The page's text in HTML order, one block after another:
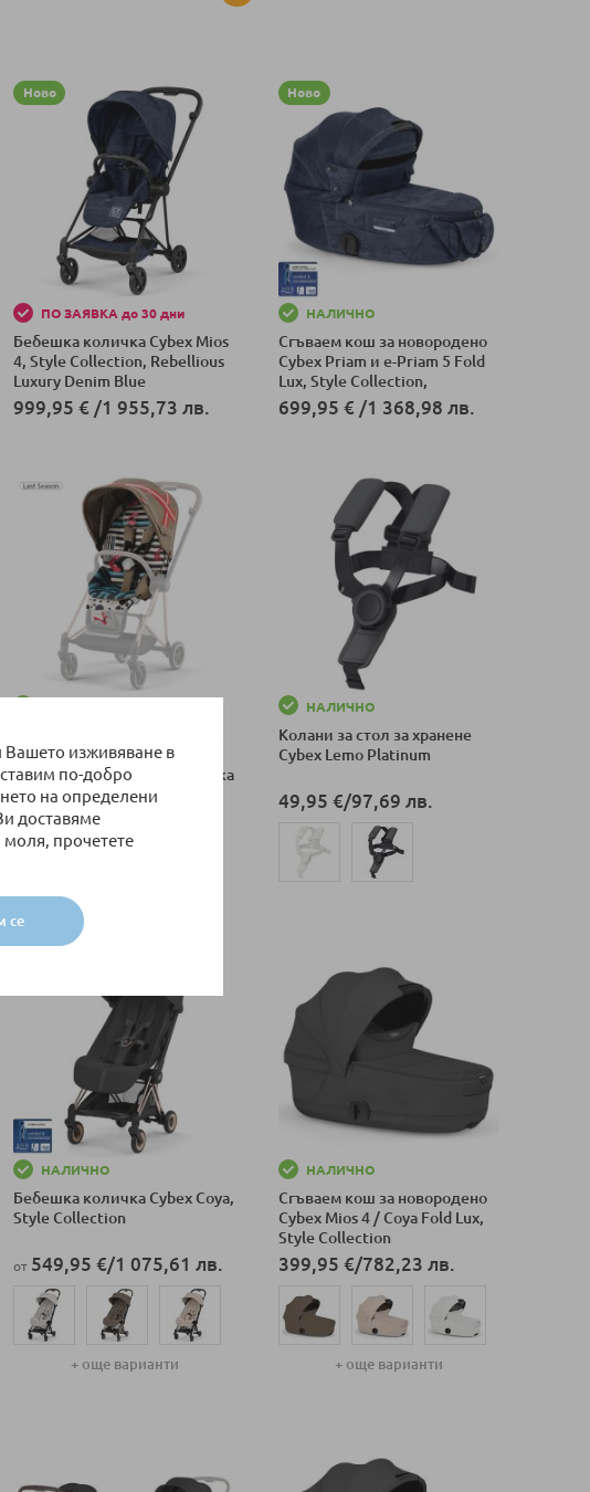
Вашето изживяване в
по-добро
на определени
доставяме
прочетете
се
Ново
ПО ЗАЯВКА до 30 дни
Бебешка количка Cybex Mios
4, Style Collection, Rebellious
Luxury Denim Blue
999,95 € /1 955,73 лв.
Ново
НАЛИЧНО
Сгъваем кош за новородено
Cybex Priam и e-Priam 5 Fold
Lux, Style Collection,
Rebellious Luxury Denim Blue
699,95 €/1 368,98 лв.
Mios 3 Seat pack Lux Karolina
Kurkova, с нарушена опаковка
489,95 €/958,26 лв.
Добави в количка
НАЛИЧНО
Колани за стол за хранене
Cybex Lemo Platinum
49,95 €/97,69 лв.
Ново
НАЛИЧНО
Бебешка количка Cybex Coya,
Style Collection
от 549,95 €/1 075,61 лв.
+ още варианти
НАЛИЧНО
Сгъваем кош за новородено
Cybex Mios 4 / Coya Fold Lux,
Style Collection
399,95 €/782,23 лв.
+ още варианти